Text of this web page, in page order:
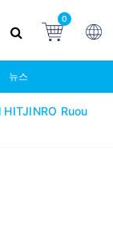
0
뉴스
Ruou